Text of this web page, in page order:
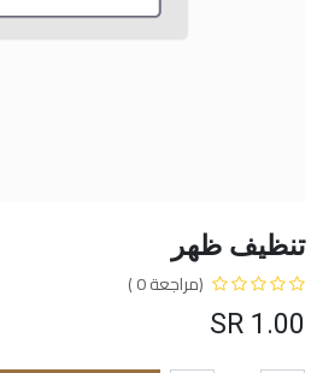
تنظيف ظهر
(مراجعة 0 )
1.00